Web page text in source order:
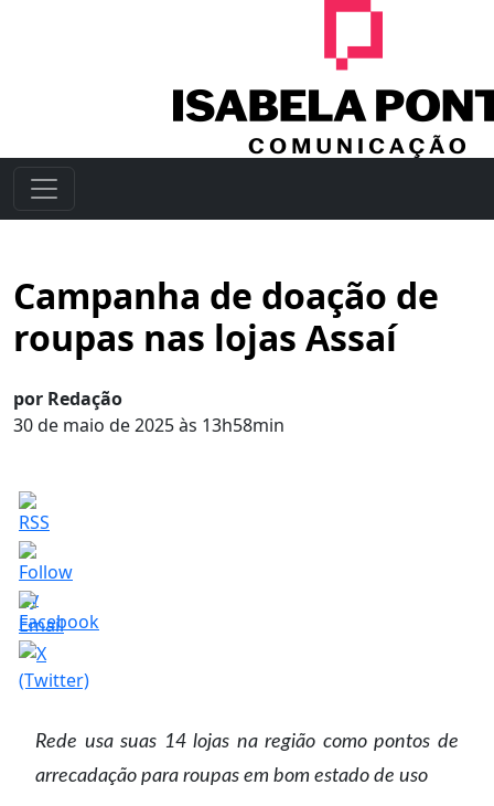
Campanha de doação de
roupas nas lojas Assaí
por Redação
30 de maio de 2025 às 13h58min
Rede usa suas 14 lojas na região como pontos de
arrecadação para roupas em bom estado de uso